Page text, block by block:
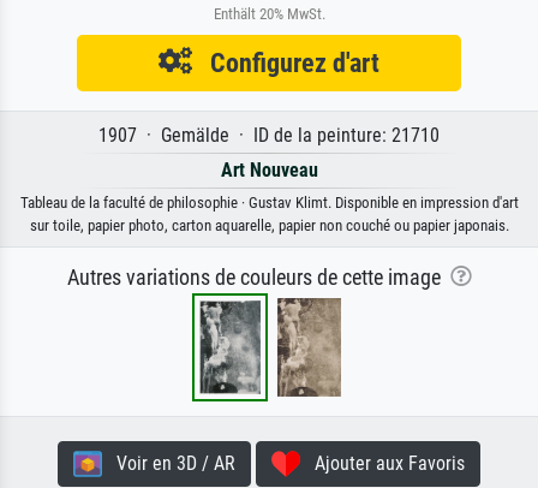
Enthält 20% MwSt.
Configurez d'art
1907 · Gemälde · ID de la peinture: 21710
Art Nouveau
Tableau de la faculté de philosophie · Gustav Klimt. Disponible en impression d'art
sur toile, papier photo, carton aquarelle, papier non couché ou papier japonais.
Autres variations de couleurs de cette image
Voir en 3D / AR Ajouter aux Favoris